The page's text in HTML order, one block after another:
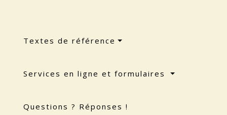
Textes de référence
Services en ligne et formulaires
Questions ? Réponses !